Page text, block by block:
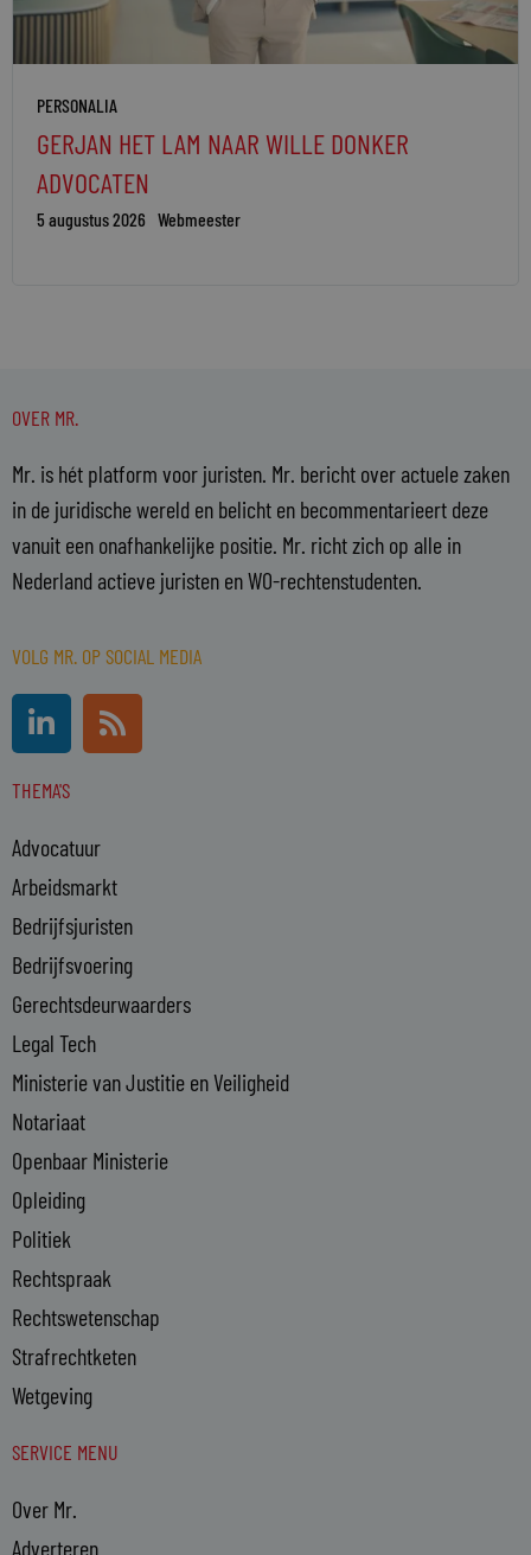
PERSONALIA
GERJAN HET LAM NAAR WILLE DONKER
ADVOCATEN
5 augustus 2026 Webmeester
OVER MR.
Mr. is hét platform voor juristen. Mr. bericht over actuele zaken
in de juridische wereld en belicht en becommentarieert deze
vanuit een onafhankelijke positie. Mr. richt zich op alle in
Nederland actieve juristen en WO-rechtenstudenten.
VOLG MR. OP SOCIAL MEDIA
L
i
n
k
d
i
n
-
i
n
R
s
s
THEMA'S
Advocatuur
Arbeidsmarkt
Bedrijfsjuristen
Bedrijfsvoering
Gerechtsdeurwaarders
Legal Tech
Ministerie van Justitie en Veiligheid
Notariaat
Openbaar Ministerie
Opleiding
Politiek
Rechtspraak
Rechtswetenschap
Strafrechtketen
Wetgeving
SERVICE MENU
Over Mr.
Adverteren